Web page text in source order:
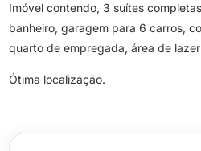
Imóvel contendo, 3 suítes
banheiro, garagem para 6 carros,
quarto de empregada, área de
Ótima localização.